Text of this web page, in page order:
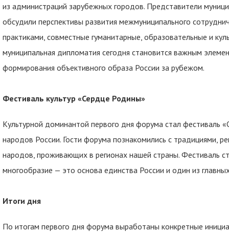
из администраций зарубежных городов. Представители
обсудили перспективы развития межмуниципального
практиками, совместные гуманитарные, образовательные и
муниципальная дипломатия сегодня становится важным
формирования объективного образа России за рубежом.
Фестиваль культур «Сердце Родины»
Культурной доминантой первого дня форума стал фестиваль
народов России. Гости форума познакомились с традициями,
народов, проживающих в регионах нашей страны. Фестиваль
многообразие — это основа единства России и один из
Итоги дня
По итогам первого дня форума выработаны конкретные